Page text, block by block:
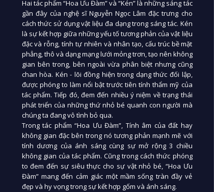
Hai tác phẩm “Hoa Ưu Đàm” và “Kén” là những sáng tác
gần đây của nghệ sĩ Nguyễn Ngọc Lâm đặc trưng cho
cách thức sử dụng vật liệu đa dạng trong sáng tác. Kén
là sự kết hợp giữa những yếu tố tương phản của vật liệu
đặc và rỗng, tính tự nhiên và nhân tạo, cấu trúc bề mặt
phẳng, thô và dạng mạng lưới mỏng trơn, tạo nên không
gian bên trong, bên ngoài vừa phân biệt nhưng cũng
chan hòa. Kén - lõi đồng hiện trong dạng thức đối lập,
được phóng to làm nổi bật trước tiên tính thẩm mỹ của
tác phẩm. Tiếp đó, đem đến nhiều ý niệm về trạng thái
phát triển của những thứ nhỏ bé quanh con người mà
chúng ta đang vô tình bỏ qua.
Trong tác phẩm “Hoa Ưu Đàm”, Tính âm của đất hay
không gian đặc bên trong nó tương phản mạnh mẽ với
tính dương của ánh sáng cùng sự mở rộng 3 chiều
không gian của tác phẩm. Cũng trong cách thức phóng
to đem đến sự siêu thực cho sự vật nhỏ bé, “Hoa Ưu
Đàm” mang đến cảm giác một mầm sống tràn đầy vẻ
đẹp và hy vọng trong sự kết hợp gốm và ánh sáng.